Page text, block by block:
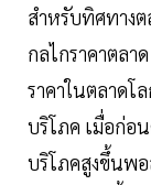
สำหรับทิศทางต
กลไกราคาตลา
ราคาในตลาดโ
บริโภค เมื่อก่อ
บริโภคสูงขึ้นพอ